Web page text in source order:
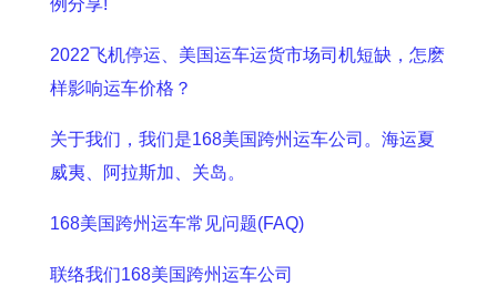
例分享!
2022飞机停运、美国运车运货市场司机短缺，怎麽
样影响运车价格？
关于我们，我们是168美国跨州运车公司。海运夏
威夷、阿拉斯加、关岛。
168美国跨州运车常见问题(FAQ)
联络我们168美国跨州运车公司